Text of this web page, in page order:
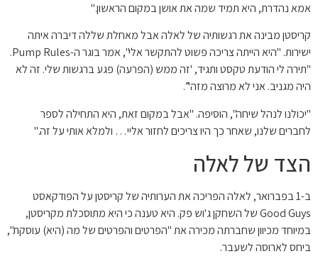
אמא נהדרת, היא תמיד שמה את אושן במקום הראשון."
קריסטן מבינה את רגשותיה של לאלה אבל מאחלת שללה דיברה איתה
ישירות. "היא הייתה צריכה פשוט להתקשר אלי", אמר בוגר ה-Pump Rules.
"תירה לי הודעת טקסט ותגיד, 'זה ממש (הפרעה) פגע ברגשות שלי. זה לא
היה מגניב. אני לא מרוצה מזה'”.
"יכולנו לנהל שיחה", הוסיפה. "אבל במקום זאת, היא התחילה לספר
לחברים שלנו, שאחר כך היו צריכים לחזור אליי… ולמלא אותי על זה."
הצד של לאלה
ב-1 בפברואר, לאלה הפריכה את הערותיה של קריסטן על הפודקאסט
Good Guys של השחקן ג'וש פק. היא טענה כי היא מתוסכלת מקריסטן,
במיוחד מכיוון שחברתה מכירה את "הפרטים והפרטים של מה (היא) עוסקת",
ביחס לארוסה לשעבר.